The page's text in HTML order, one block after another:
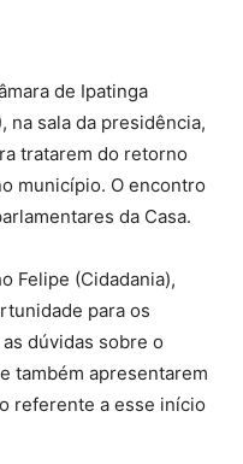
de Ipatinga
na sala da presidência,
tratarem do retorno
município. O encontro
da Casa.
Felipe (Cidadania),
para os
dúvidas sobre o
também apresentarem
referente a esse início